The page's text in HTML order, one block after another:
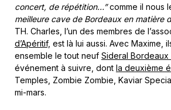
concert, de répétition…”comme il nous
meilleure cave de Bordeaux en matière
TH. Charles, l’un des membres de
d’Apéritif, est là lui aussi. Avec Maxime,
ensemble le tout neuf Sideral Bordeaux
événement à suivre, dont la deuxième
Temples, Zombie Zombie, Kaviar
mi-mars.